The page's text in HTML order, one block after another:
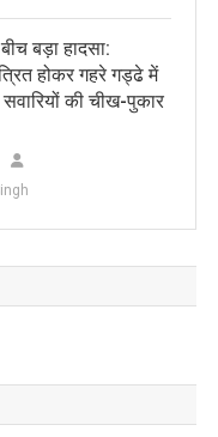
बड़ा हादसा:
होकर गहरे गड्ढे में
की चीख-पुकार